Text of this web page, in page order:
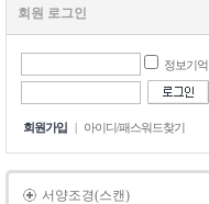
회원 로그인
정보기억
회원가입 | 아이디/패스워드찾기
서양조경(스캔)